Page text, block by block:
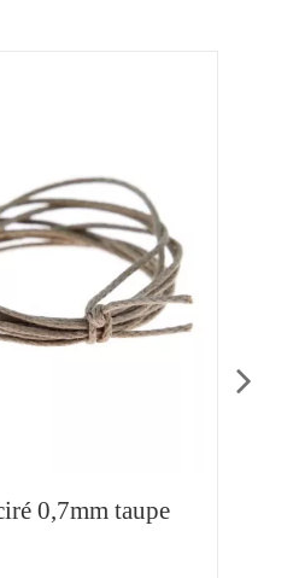
0,7mm taupe